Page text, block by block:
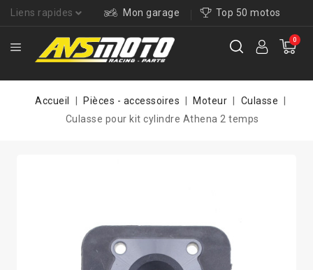
Liens rapides Mon garage Top 50 motos
0
Accueil Pièces - accessoires Moteur
Culasse
Culasse pour kit cylindre Athena 2 temps